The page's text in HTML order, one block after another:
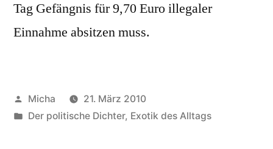
Tag Gefängnis für 9,70 Euro illegaler
Einnahme absitzen muss.
Veröffentlicht
von
Micha
21. März 2010
Veröffentlicht
Der politische Dichter, Exotik des Alltags